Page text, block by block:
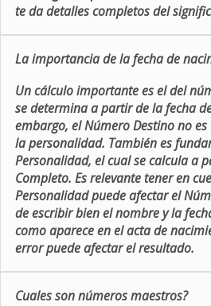
te da detalles completos del
La importancia de la fecha de
Un cálculo importante es el del
se determina a partir de la fecha
embargo, el Número Destino no
la personalidad. También es
Personalidad, el cual se calcula a
Completo. Es relevante tener en
Personalidad puede afectar el
de escribir bien el nombre y la
como aparece en el acta de
error puede afectar el resultado.
Cuales son números maestros?